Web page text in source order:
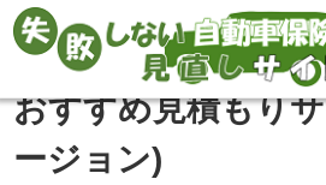
ページメニュー一覧
乗り換え(切り替え)・見直しについ
保険のプロ直伝、お得な情報やと
各保険会社・保険業界の研究
おすすめ見積もり
ージョン)